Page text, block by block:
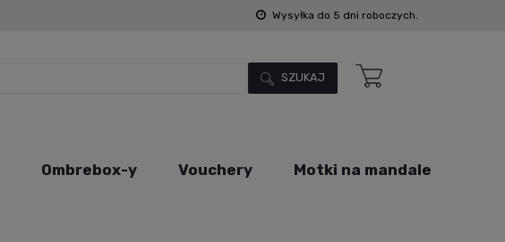
Wysyłka do 5 dni roboczych.
SZUKAJ
Ombrebox-y Vouchery Motki na mandale